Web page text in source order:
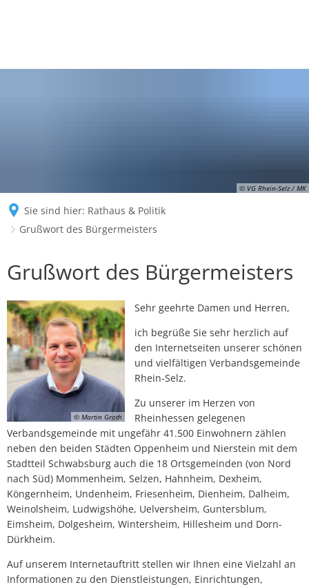
© VG Rhein-Selz / MK
Sie sind hier: Rathaus & Politik
Grußwort des Bürgermeisters
Grußwort
Bürgermeisters
Grußwort des Bürgermeisters
© Martin Groth
Sehr geehrte Damen und Herren,
ich begrüße Sie sehr herzlich auf
den Internetseiten unserer schönen
und vielfältigen Verbandsgemeinde
Rhein-Selz.
Zu unserer im Herzen von
Rheinhessen gelegenen
Verbandsgemeinde mit ungefähr 41.500 Einwohnern zählen
neben den beiden Städten Oppenheim und Nierstein mit dem
Stadtteil Schwabsburg auch die 18 Ortsgemeinden (von Nord
nach Süd) Mommenheim, Selzen, Hahnheim, Dexheim,
Köngernheim, Undenheim, Friesenheim, Dienheim, Dalheim,
Weinolsheim, Ludwigshöhe, Uelversheim, Guntersblum,
Eimsheim, Dolgesheim, Wintersheim, Hillesheim und Dorn-
Dürkheim.
Auf unserem Internetauftritt stellen wir Ihnen eine Vielzahl an
Informationen zu den Dienstleistungen, Einrichtungen,